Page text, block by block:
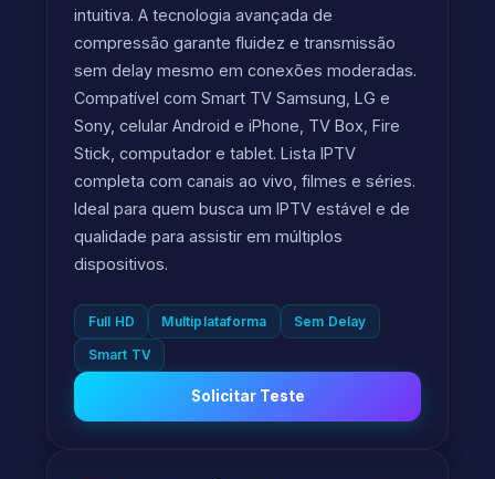
intuitiva. A tecnologia avançada de
compressão garante fluidez e transmissão
sem delay mesmo em conexões moderadas.
Compatível com Smart TV Samsung, LG e
Sony, celular Android e iPhone, TV Box, Fire
Stick, computador e tablet. Lista IPTV
completa com canais ao vivo, filmes e séries.
Ideal para quem busca um IPTV estável e de
qualidade para assistir em múltiplos
dispositivos.
Full HD Multiplataforma Sem Delay
Smart TV
Solicitar Teste